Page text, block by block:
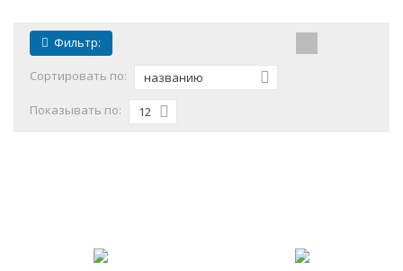
Фильтр:
Сортировать по: названию
Показывать по: 12